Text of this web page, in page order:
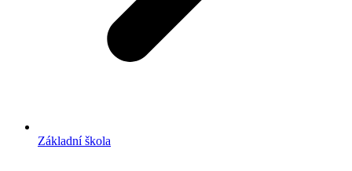
Základní škola